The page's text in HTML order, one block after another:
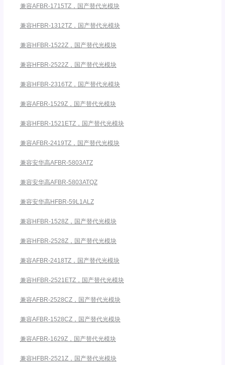
兼容AFBR-1715TZ，国产替代光模块
兼容HFBR-1312TZ，国产替代光模块
兼容HFBR-1522Z，国产替代光模块
兼容HFBR-2522Z，国产替代光模块
兼容HFBR-2316TZ，国产替代光模块
兼容AFBR-1529Z，国产替代光模块
兼容HFBR-1521ETZ，国产替代光模块
兼容AFBR-2419TZ，国产替代光模块
兼容安华高AFBR-5803ATZ
兼容安华高AFBR-5803ATQZ
兼容安华高HFBR-59L1ALZ
兼容HFBR-1528Z，国产替代光模块
兼容HFBR-2528Z，国产替代光模块
兼容AFBR-2418TZ，国产替代光模块
兼容HFBR-2521ETZ，国产替代光模块
兼容AFBR-2528CZ，国产替代光模块
兼容AFBR-1528CZ，国产替代光模块
兼容AFBR-1629Z，国产替代光模块
兼容HFBR-2521Z，国产替代光模块